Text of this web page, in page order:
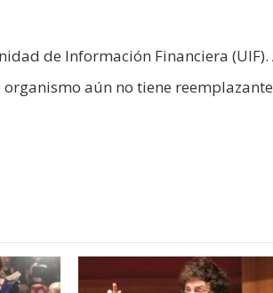
de Información Financiera (UIF).
aún no tiene